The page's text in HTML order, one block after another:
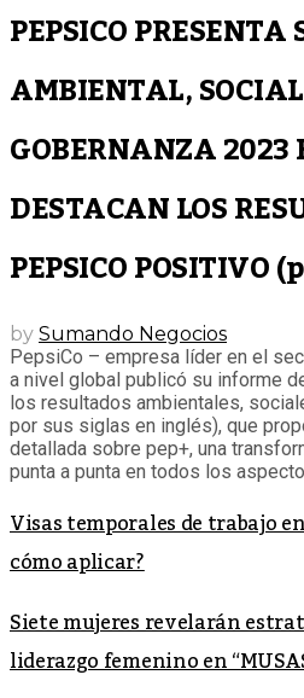
PEPSICO PRESENTA
AMBIENTAL,
GOBERNANZA 2023
DESTACAN LOS
PEPSICO POSITIVO
by Sumando Negocios
PepsiCo – empresa líder en el
a nivel global publicó su informe
los resultados ambientales,
por sus siglas en inglés), que
detallada sobre pep+, una
punta a punta en todos los
Visas temporales de trabajo
cómo aplicar?
Siete mujeres revelarán
liderazgo femenino en